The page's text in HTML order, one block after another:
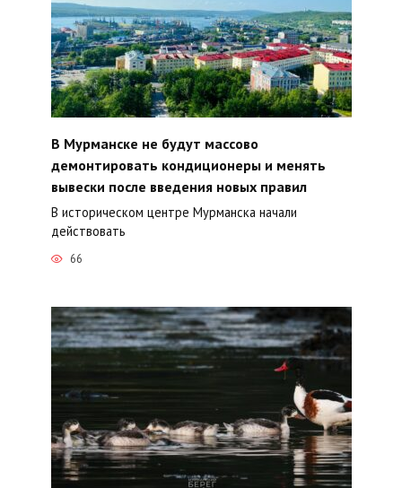
В Мурманске не будут массово
демонтировать кондиционеры и менять
вывески после введения новых правил
В историческом центре Мурманска начали
действовать
66